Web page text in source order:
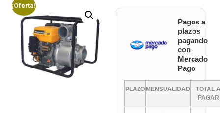
¡Oferta!
Pagos a
plazos
pagando
con
Mercado
Pago
PLAZO MENSUALIDAD
TOTAL A
PAGAR